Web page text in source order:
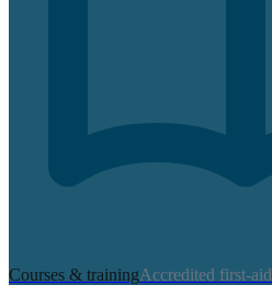
Courses & trainingAccredited first-